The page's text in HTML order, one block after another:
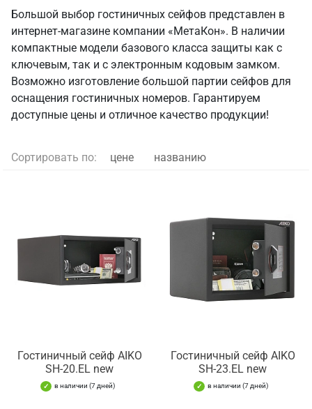
Большой выбор гостиничных сейфов представлен в
интернет-магазине компании «МетаКон». В наличии
компактные модели базового класса защиты как с
ключевым, так и с электронным кодовым замком.
Возможно изготовление большой партии сейфов для
оснащения гостиничных номеров. Гарантируем
доступные цены и отличное качество продукции!
Сортировать по: цене названию
Гостиничный сейф AIKO
SH-20.EL new
в наличии (7 дней)
Гостиничный сейф AIKO
SH-23.EL new
в наличии (7 дней)